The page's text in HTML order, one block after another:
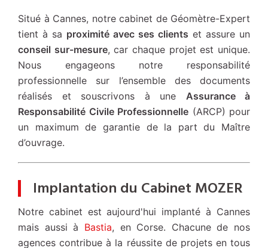
Situé à Cannes, notre cabinet de Géomètre-Expert
tient à sa proximité avec ses clients et assure un
conseil sur-mesure, car chaque projet est unique.
Nous engageons notre responsabilité
professionnelle sur l’ensemble des documents
réalisés et souscrivons à une Assurance à
Responsabilité Civile Professionnelle (ARCP) pour
un maximum de garantie de la part du Maître
d’ouvrage.
Implantation du Cabinet MOZER
Notre cabinet est aujourd'hui implanté à Cannes
mais aussi à Bastia, en Corse. Chacune de nos
agences contribue à la réussite de projets en tous